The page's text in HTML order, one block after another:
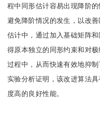
程中同形估计容易出现降阶
避免降阶情况的发生，以改
估计中，通过加入基础矩阵
得原本独立的同形约束和对
过程中，从而快速有效地抑
实验分析证明，该改进算法
度高的良好性能。